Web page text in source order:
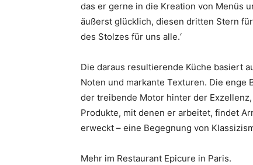
das er gerne in die Kreation von Menüs
äußerst glücklich, diesen dritten Stern
des Stolzes für uns alle.‘
Die daraus resultierende Küche basiert
Noten und markante Texturen. Die
der treibende Motor hinter der
Produkte, mit denen er arbeitet, findet
erweckt – eine Begegnung von
Mehr im Restaurant Epicure in Paris.